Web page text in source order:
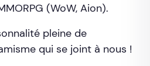
(WoW, Aion).
pleine de
qui se joint à nous !